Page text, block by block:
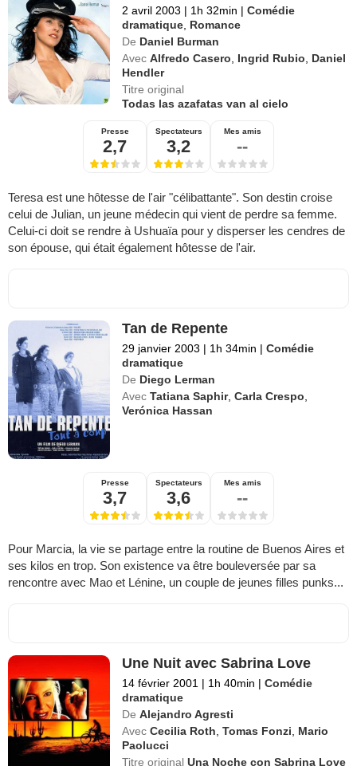
2 avril 2003 | 1h 32min | Comédie
dramatique, Romance
De Daniel Burman
Avec Alfredo Casero, Ingrid Rubio, Daniel
Hendler
Titre original
Todas las azafatas van al cielo
Presse
2,7
Spectateurs
3,2
Mes amis
--
Teresa est une hôtesse de l'air "célibattante". Son destin croise
celui de Julian, un jeune médecin qui vient de perdre sa femme.
Celui-ci doit se rendre à Ushuaïa pour y disperser les cendres de
son épouse, qui était également hôtesse de l'air.
Tan de Repente
29 janvier 2003 | 1h 34min | Comédie
dramatique
De Diego Lerman
Avec Tatiana Saphir,Carla Crespo,
Verónica Hassan
Presse
3,7
Spectateurs
3,6
Mes amis
--
Pour Marcia, la vie se partage entre la routine de Buenos Aires et
ses kilos en trop. Son existence va être bouleversée par sa
rencontre avec Mao et Lénine, un couple de jeunes filles punks...
Une Nuit avec Sabrina Love
14 février 2001 | 1h 40min | Comédie
dramatique
De Alejandro Agresti
Avec Cecilia Roth,Tomas Fonzi, Mario
Paolucci
Titre originalUna Noche con Sabrina Love